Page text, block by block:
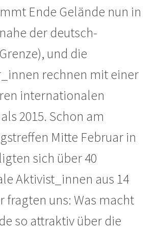
Ende Gelände nun in
der deutsch-
und die
rechnen mit einer
internationalen
2015. Schon am
Mitte Februar in
sich über 40
Aktivist_innen aus 14
fragten uns: Was macht
so attraktiv über die